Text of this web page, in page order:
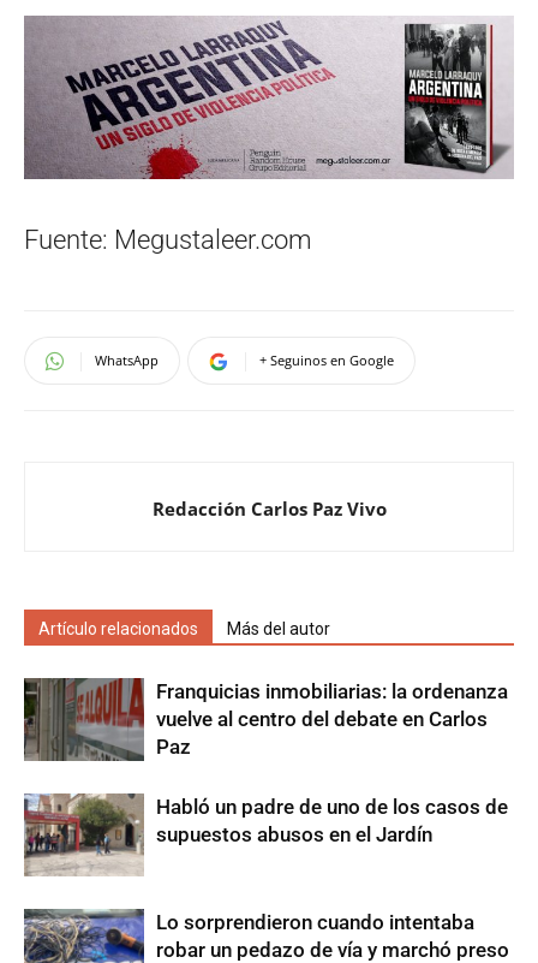
Fuente: Megustaleer.com
WhatsApp + Seguinos en Google
Redacción Carlos Paz Vivo
Artículo relacionados Más del autor
Franquicias inmobiliarias: la ordenanza
vuelve al centro del debate en Carlos
Paz
Habló un padre de uno de los casos de
supuestos abusos en el Jardín
Lo sorprendieron cuando intentaba
robar un pedazo de vía y marchó preso